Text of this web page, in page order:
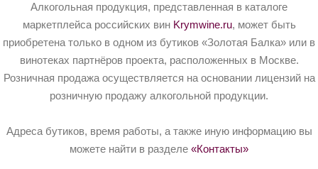
Алкогольная продукция, представленная в каталоге
маркетплейса российских вин Krymwine.ru, может быть
приобретена только в одном из бутиков «Золотая Балка» или в
винотеках партнёров проекта, расположенных в Москве.
Розничная продажа осуществляется на основании лицензий на
розничную продажу алкогольной продукции.
Адреса бутиков, время работы, а также иную информацию вы
можете найти в разделе «Контакты»